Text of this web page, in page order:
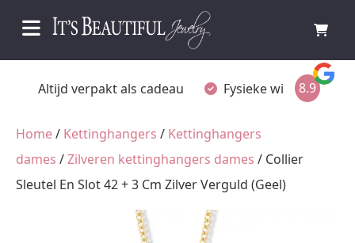
Fysieke winkel in Ommen Gratis achteraf
8.9
Home/ Kettinghangers / Kettinghangers
dames /Zilveren kettinghangers dames / Collier
Sleutel En Slot 42 + 3 Cm Zilver Verguld (Geel)